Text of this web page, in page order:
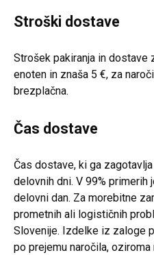
Stroški dostave
Strošek pakiranja in dostave
enoten in znaša 5 €, za
brezplačna.
Čas dostave
Čas dostave, ki ga
delovnih dni. V 99%
delovni dan. Za morebitne
prometnih ali logističnih
Slovenije. Izdelke iz zaloge
po prejemu naročila,